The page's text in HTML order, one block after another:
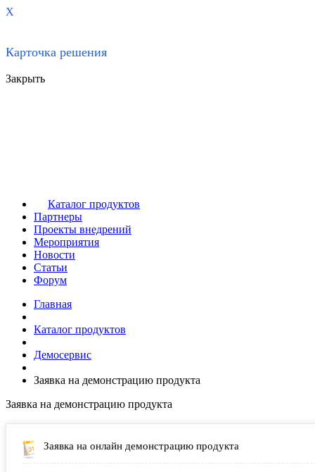
X
Карточка решения
Закрыть
Каталог продуктов
Партнеры
Проекты внедрений
Мероприятия
Новости
Статьи
Форум
Главная
Каталог продуктов
Демосервис
Заявка на демонстрацию продукта
Заявка на демонстрацию продукта
Заявка на онлайн демонстрацию продукта